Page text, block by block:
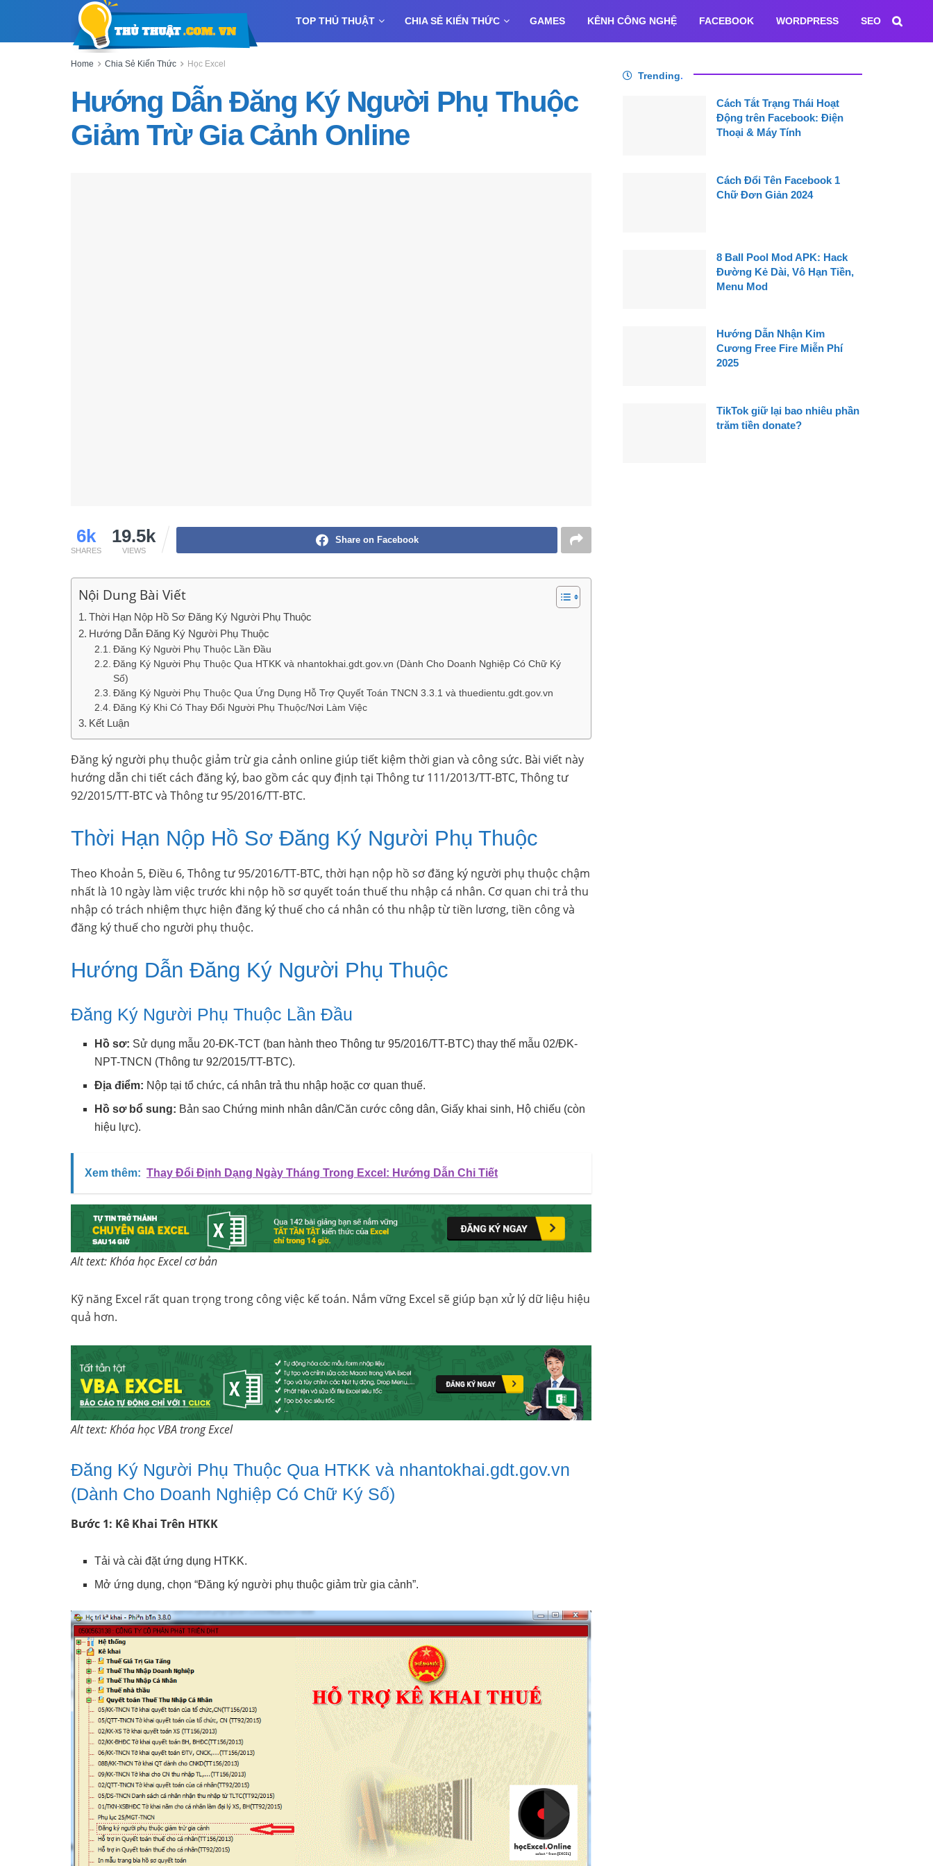
TOP THỦ THUẬT CHIA SẺ KIẾN THỨC GAMES KÊNH CÔNG NGHỆ FACEBOOK WORDPRESS SEO
Home Chia Sẻ Kiến Thức Học Excel
Hướng Dẫn Đăng Ký Người Phụ Thuộc
Giảm Trừ Gia Cảnh Online
6k
SHARES
19.5k
VIEWS
Share on Facebook
Nội Dung Bài Viết
Thời Hạn Nộp Hồ Sơ Đăng Ký Người Phụ Thuộc
Hướng Dẫn Đăng Ký Người Phụ Thuộc
Đăng Ký Người Phụ Thuộc Lần Đầu
Đăng Ký Người Phụ Thuộc Qua HTKK và nhantokhai.gdt.gov.vn (Dành Cho Doanh Nghiệp Có Chữ Ký
Số)
Đăng Ký Người Phụ Thuộc Qua Ứng Dụng Hỗ Trợ Quyết Toán TNCN 3.3.1 và thuedientu.gdt.gov.vn
Đăng Ký Khi Có Thay Đổi Người Phụ Thuộc/Nơi Làm Việc
Kết Luận
Đăng ký người phụ thuộc giảm trừ gia cảnh online giúp tiết kiệm thời gian và công sức. Bài viết này
hướng dẫn chi tiết cách đăng ký, bao gồm các quy định tại Thông tư 111/2013/TT-BTC, Thông tư
92/2015/TT-BTC và Thông tư 95/2016/TT-BTC.
Thời Hạn Nộp Hồ Sơ Đăng Ký Người Phụ Thuộc
Theo Khoản 5, Điều 6, Thông tư 95/2016/TT-BTC, thời hạn nộp hồ sơ đăng ký người phụ thuộc chậm
nhất là 10 ngày làm việc trước khi nộp hồ sơ quyết toán thuế thu nhập cá nhân. Cơ quan chi trả thu
nhập có trách nhiệm thực hiện đăng ký thuế cho cá nhân có thu nhập từ tiền lương, tiền công và
đăng ký thuế cho người phụ thuộc.
Hướng Dẫn Đăng Ký Người Phụ Thuộc
Đăng Ký Người Phụ Thuộc Lần Đầu
Hồ sơ: Sử dụng mẫu 20-ĐK-TCT (ban hành theo Thông tư 95/2016/TT-BTC) thay thế mẫu 02/ĐK-
NPT-TNCN (Thông tư 92/2015/TT-BTC).
Địa điểm: Nộp tại tổ chức, cá nhân trả thu nhập hoặc cơ quan thuế.
Hồ sơ bổ sung: Bản sao Chứng minh nhân dân/Căn cước công dân, Giấy khai sinh, Hộ chiếu (còn
hiệu lực).
Xem thêm: Thay Đổi Định Dạng Ngày Tháng Trong Excel: Hướng Dẫn Chi Tiết
Alt text: Khóa học Excel cơ bản
Kỹ năng Excel rất quan trọng trong công việc kế toán. Nắm vững Excel sẽ giúp bạn xử lý dữ liệu hiệu
quả hơn.
Alt text: Khóa học VBA trong Excel
Đăng Ký Người Phụ Thuộc Qua HTKK và nhantokhai.gdt.gov.vn
(Dành Cho Doanh Nghiệp Có Chữ Ký Số)
Bước 1: Kê Khai Trên HTKK
Tải và cài đặt ứng dụng HTKK.
Mở ứng dụng, chọn “Đăng ký người phụ thuộc giảm trừ gia cảnh”.
Trending.
Cách Tắt Trạng Thái Hoạt
Động trên Facebook: Điện
Thoại & Máy Tính
Cách Đổi Tên Facebook 1
Chữ Đơn Giản 2024
8 Ball Pool Mod APK: Hack
Đường Kẻ Dài, Vô Hạn Tiền,
Menu Mod
Hướng Dẫn Nhận Kim
Cương Free Fire Miễn Phí
2025
TikTok giữ lại bao nhiêu phần
trăm tiền donate?